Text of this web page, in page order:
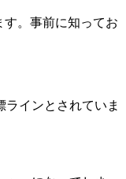
す。事前に知ってお
ラインとされていま